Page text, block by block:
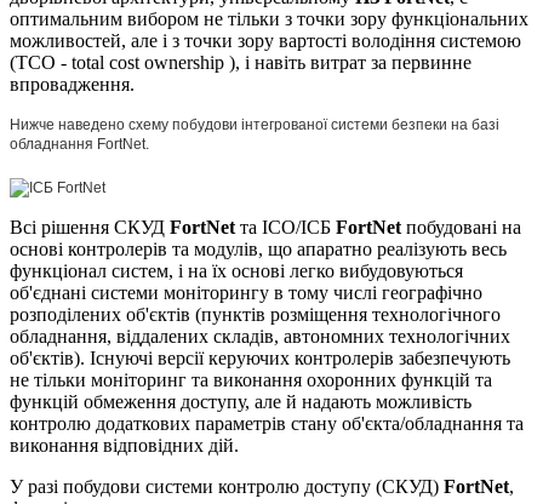
оптимальним вибором не тільки з точки зору функціональних
можливостей, але і з точки зору вартості володіння системою
(ТСО - total cost ownership ), і навіть витрат за первинне
впровадження.
Нижче наведено схему побудови інтегрованої системи безпеки на базі
обладнання FortNet.
Всі рішення СКУД FortNet та ІСО/ІСБ FortNet побудовані на
основі контролерів та модулів, що апаратно реалізують весь
функціонал систем, і на їх основі легко вибудовуються
об'єднані системи моніторингу в тому числі географічно
розподілених об'єктів (пунктів розміщення технологічного
обладнання, віддалених складів, автономних технологічних
об'єктів). Існуючі версії керуючих контролерів забезпечують
не тільки моніторинг та виконання охоронних функцій та
функцій обмеження доступу, але й надають можливість
контролю додаткових параметрів стану об'єкта/обладнання та
виконання відповідних дій.
У разі побудови системи контролю доступу (СКУД) FortNet,